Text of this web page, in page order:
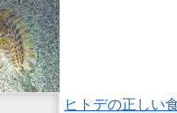
ヒトデの正しい